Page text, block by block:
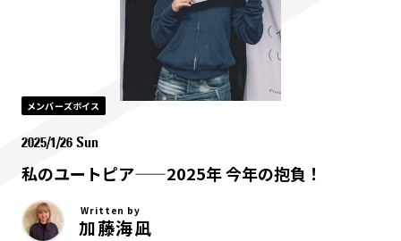
メンバーズボイス
2025/1/26 Sun
私のユートピア——2025年 今年の抱負！
Written by
加藤海凪